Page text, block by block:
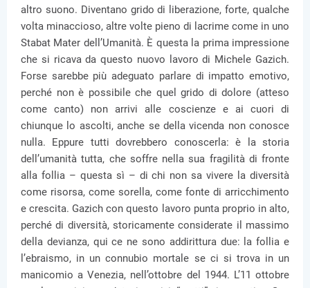
altro suono. Diventano grido di liberazione, forte, qualche
volta minaccioso, altre volte pieno di lacrime come in uno
Stabat Mater dell’Umanità. È questa la prima impressione
che si ricava da questo nuovo lavoro di Michele Gazich.
Forse sarebbe più adeguato parlare di impatto emotivo,
perché non è possibile che quel grido di dolore (atteso
come canto) non arrivi alle coscienze e ai cuori di
chiunque lo ascolti, anche se della vicenda non conosce
nulla. Eppure tutti dovrebbero conoscerla: è la storia
dell’umanità tutta, che soffre nella sua fragilità di fronte
alla follia – questa sì – di chi non sa vivere la diversità
come risorsa, come sorella, come fonte di arricchimento
e crescita. Gazich con questo lavoro punta proprio in alto,
perché di diversità, storicamente considerate il massimo
della devianza, qui ce ne sono addirittura due: la follia e
l’ebraismo, in un connubio mortale se ci si trova in un
manicomio a Venezia, nell’ottobre del 1944. L’11 ottobre